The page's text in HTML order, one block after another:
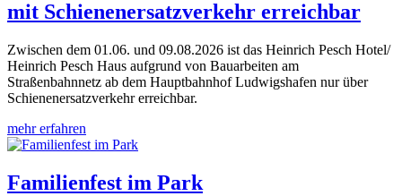
mit Schienenersatzverkehr erreichbar
Zwischen dem 01.06. und 09.08.2026 ist das Heinrich Pesch Hotel/
Heinrich Pesch Haus aufgrund von Bauarbeiten am
Straßenbahnnetz ab dem Hauptbahnhof Ludwigshafen nur über
Schienenersatzverkehr erreichbar.
mehr erfahren
Familienfest im Park